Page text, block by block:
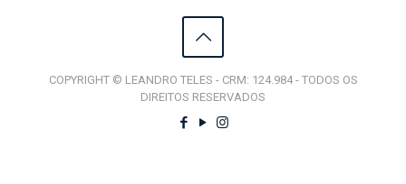
COPYRIGHT © LEANDRO TELES - CRM: 124.984 - TODOS OS
DIREITOS RESERVADOS